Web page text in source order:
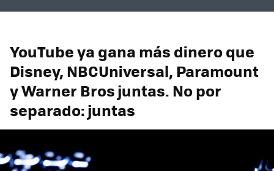
YouTube ya gana más dinero que
Disney, NBCUniversal, Paramount
y Warner Bros juntas. No por
separado: juntas